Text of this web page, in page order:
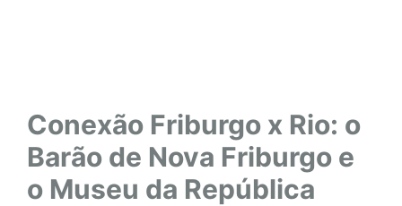
Conexão Friburgo x Rio: o
Barão de Nova Friburgo e
o Museu da República